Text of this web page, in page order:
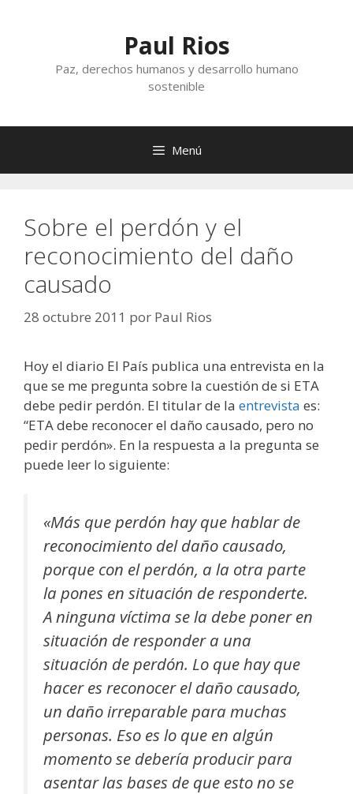
Paul Rios
Paz, derechos humanos y desarrollo humano
sostenible
Menú
Sobre el perdón y el
reconocimiento del daño
causado
28 octubre 2011 por Paul Rios
Hoy el diario El País publica una entrevista en la
que se me pregunta sobre la cuestión de si ETA
debe pedir perdón. El titular de la entrevista es:
“ETA debe reconocer el daño causado, pero no
pedir perdón». En la respuesta a la pregunta se
puede leer lo siguiente:
«Más que perdón hay que hablar de
reconocimiento del daño causado,
porque con el perdón, a la otra parte
la pones en situación de responderte.
A ninguna víctima se la debe poner en
situación de responder a una
situación de perdón. Lo que hay que
hacer es reconocer el daño causado,
un daño irreparable para muchas
personas. Eso es lo que en algún
momento se debería producir para
asentar las bases de que esto no se